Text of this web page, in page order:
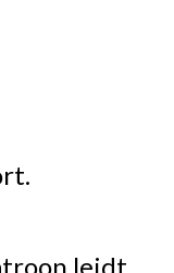
leidt